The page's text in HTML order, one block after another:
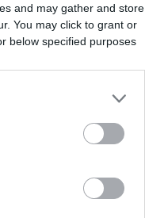
and may gather and store
You may click to grant or
below specified purposes